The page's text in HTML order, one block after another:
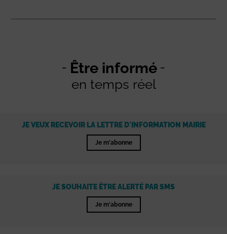
Être informé
en temps réel
JE VEUX RECEVOIR LA LETTRE D'INFORMATION MAIRIE
Je m'abonne
JE SOUHAITE ÊTRE ALERTÉ PAR SMS
Je m'abonne